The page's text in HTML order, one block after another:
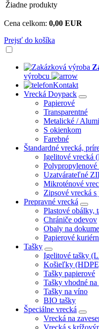
Žiadne produkty
Cena celkom: 0,00 EUR
Prejsť do košíka
výrobcu
Kontakt
Vrecká Doypack
Papierové
Transparentné
Metalické /
S okienkom
Farebné
Štandardné vrecká,
Igelitové vrecká
Uzatvárateľné
Mikroténové
Zipsové vrecká s
Prepravné vrecká
Plastové obálky,
Chrániče odevov
Obaly na
Papierové
Tašky
Igelitové tašky
Košieľky
Tašky papierové
Tašky vhodné na
Tašky na víno
BIO tašky
Špeciálne vrecká
Vrecká na
Vrecká s